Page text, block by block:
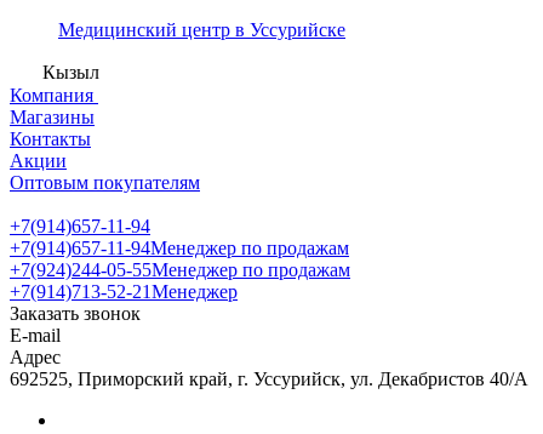
Медицинский центр в Уссурийске
Кызыл
Компания
Магазины
Контакты
Акции
Оптовым покупателям
+7(914)657-11-94
+7(914)657-11-94Менеджер по продажам
+7(924)244-05-55Менеджер по продажам
+7(914)713-52-21Менеджер
Заказать звонок
E-mail
Адрес
692525, Приморский край, г. Уссурийск, ул. Декабристов 40/А